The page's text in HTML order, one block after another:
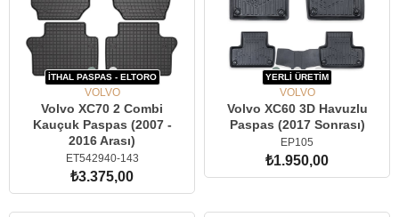
İTHAL PASPAS - ELTORO
VOLVO
Volvo XC70 2 Combi
Kauçuk Paspas (2007 -
2016 Arası)
ET542940-143
₺3.375,00
YERLİ ÜRETİM
VOLVO
Volvo XC60 3D Havuzlu
Paspas (2017 Sonrası)
EP105
₺1.950,00